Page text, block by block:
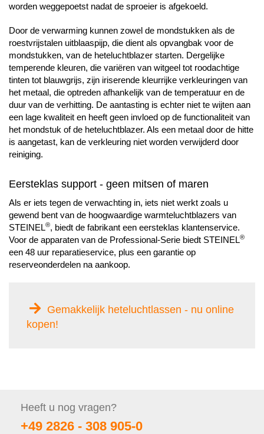
worden weggepoetst nadat de sproeier is afgekoeld.
Door de verwarming kunnen zowel de mondstukken als de
roestvrijstalen uitblaaspijp, die dient als opvangbak voor de
mondstukken, van de heteluchtblazer starten. Dergelijke
temperende kleuren, die variëren van witgeel tot roodachtige
tinten tot blauwgrijs, zijn iriserende kleurrijke verkleuringen van
het metaal, die optreden afhankelijk van de temperatuur en de
duur van de verhitting. De aantasting is echter niet te wijten aan
een lage kwaliteit en heeft geen invloed op de functionaliteit van
het mondstuk of de heteluchtblazer. Als een metaal door de hitte
is aangetast, kan de verkleuring niet worden verwijderd door
reiniging.
Eersteklas support - geen mitsen of maren
Als er iets tegen de verwachting in, iets niet werkt zoals u
gewend bent van de hoogwaardige warmteluchtblazers van
STEINEL®, biedt de fabrikant een eersteklas klantenservice.
Voor de apparaten van de Professional-Serie biedt STEINEL®
een 48 uur reparatieservice, plus een garantie op
reserveonderdelen na aankoop.
Gemakkelijk heteluchtlassen - nu online
kopen!
Heeft u nog vragen?
+49 2826 - 308 905-0